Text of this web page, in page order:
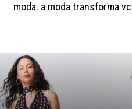
moda. a moda transforma